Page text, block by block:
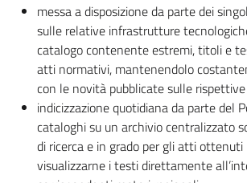
messa a disposizione da parte dei
sulle relative infrastrutture
catalogo contenente estremi, titoli e
atti normativi, mantenendolo
con le novità pubblicate sulle
indicizzazione quotidiana da parte del
cataloghi su un archivio centralizzato
di ricerca e in grado per gli atti ottenuti
visualizzarne i testi direttamente